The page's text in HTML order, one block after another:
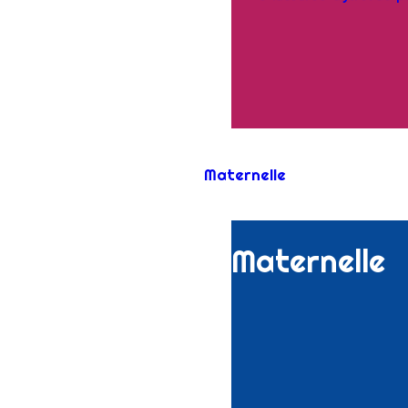
Maternelle
Maternelle